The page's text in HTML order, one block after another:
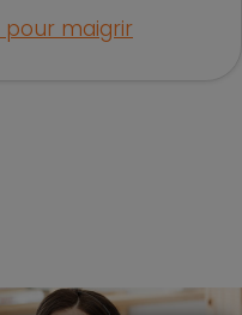
pour maigrir